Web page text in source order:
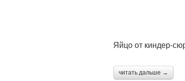
Яйцо от киндер-
читать дальше →